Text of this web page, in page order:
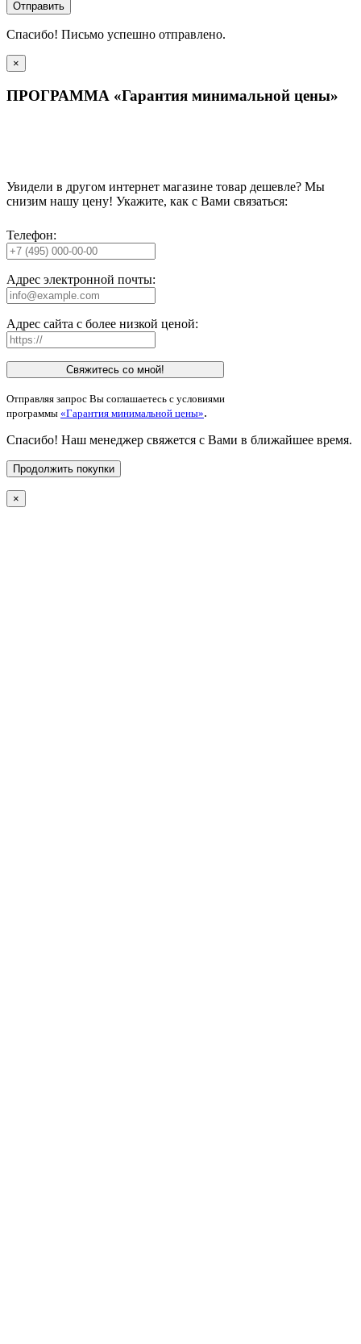
Отправить
Спасибо! Письмо успешно отправлено.
×
ПРОГРАММА «Гарантия минимальной цены»
Увидели в другом интернет магазине товар дешевле? Мы
снизим нашу цену! Укажите, как с Вами связаться:
Телефон:
Адрес электронной почты:
Адрес сайта с более низкой ценой:
Свяжитесь со мной!
Отправляя запрос Вы соглашаетесь с условиями
программы «Гарантия минимальной цены».
Спасибо! Наш менеджер свяжется с Вами в ближайшее время.
Продолжить покупки
×